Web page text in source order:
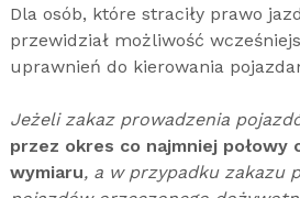
Dla osób, które straciły prawo
przewidział możliwość
uprawnień do kierowania
Jeżeli zakaz prowadzenia
przez okres co najmniej połowy
wymiaru, a w przypadku zakazu